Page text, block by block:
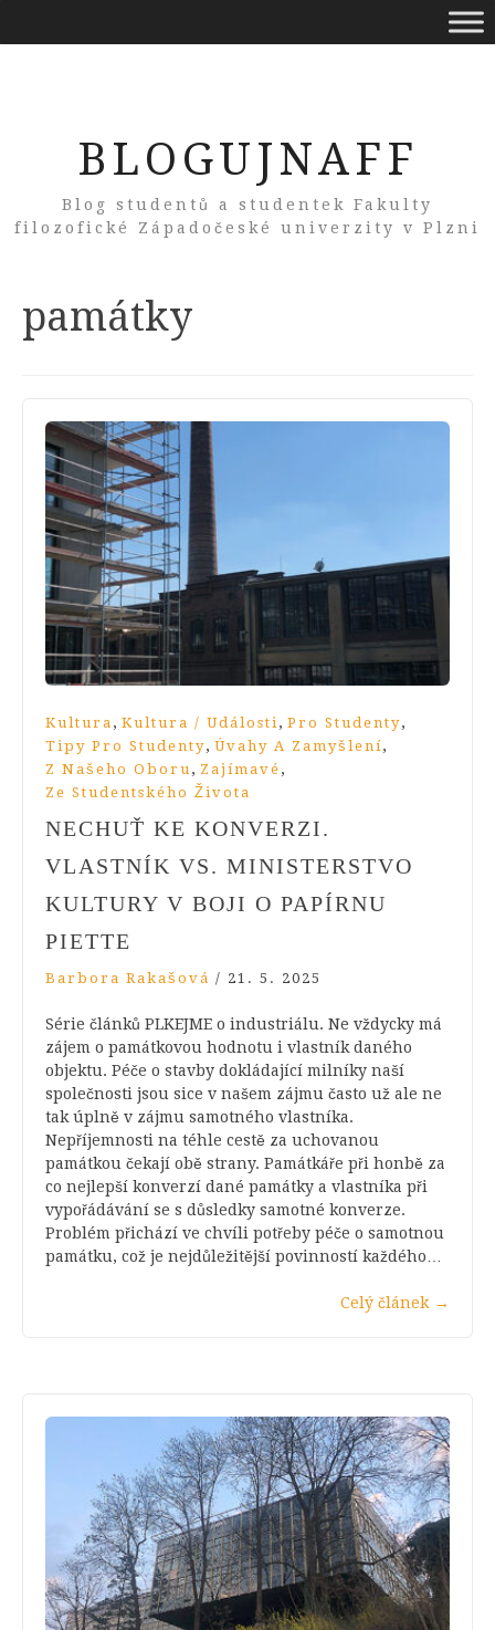
BLOGUJNAFF
Blog studentů a studentek Fakulty
filozofické Západočeské univerzity v Plzni
Tag:
památky
Kultura , Kultura / Události , Pro Studenty,
Tipy Pro Studenty, Úvahy A Zamyšlení,
Z Našeho Oboru , Zajímavé ,
Ze Studentského Života
NECHUŤ KE KONVERZI.
VLASTNÍK VS. MINISTERSTVO
KULTURY V BOJI O PAPÍRNU
PIETTE
Barbora Rakašová / 21. 5. 2025
Série článků PLKEJME o industriálu. Ne vždycky má
zájem o památkovou hodnotu i vlastník daného
objektu. Péče o stavby dokládající milníky naší
společnosti jsou sice v našem zájmu často už ale ne
tak úplně v zájmu samotného vlastníka.
Nepříjemnosti na téhle cestě za uchovanou
památkou čekají obě strany. Památkáře při honbě za
co nejlepší konverzí dané památky a vlastníka při
vypořádávání se s důsledky samotné konverze.
Problém přichází ve chvíli potřeby péče o samotnou
památku, což je nejdůležitější povinností každého…
Celý článek →